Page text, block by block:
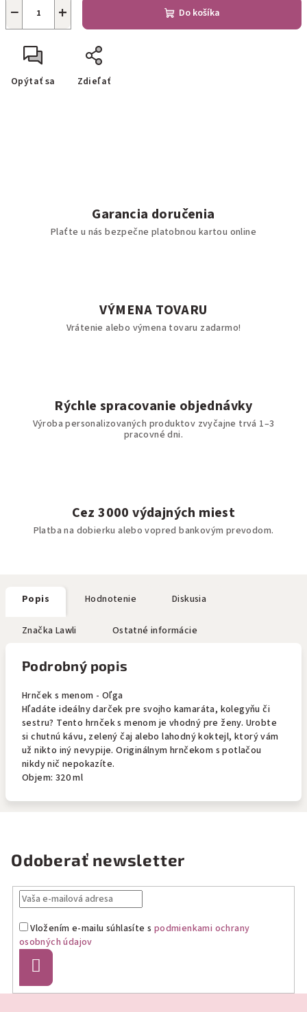
+
− Do košíka
Opýtať sa Zdieľať
Garancia doručenia
Plaťte u nás bezpečne platobnou kartou online
VÝMENA TOVARU
Vrátenie alebo výmena tovaru zadarmo!
Rýchle spracovanie objednávky
Výroba personalizovaných produktov zvyčajne trvá 1–3
pracovné dni.
Cez 3000 výdajných miest
Platba na dobierku alebo vopred bankovým prevodom.
Popis Hodnotenie Diskusia
Značka Lawli Ostatné informácie
Podrobný popis
Hrnček s menom - Oľga
Hľadáte ideálny darček pre svojho kamaráta, kolegyňu či
sestru? Tento hrnček s menom je vhodný pre ženy. Urobte
si chutnú kávu, zelený čaj alebo lahodný koktejl, ktorý vám
už nikto iný nevypije. Originálnym hrnčekom s potlačou
nikdy nič nepokazíte.
Objem: 320 ml
Odoberať newsletter
Vložením e-mailu súhlasíte s podmienkami ochrany
osobných údajov